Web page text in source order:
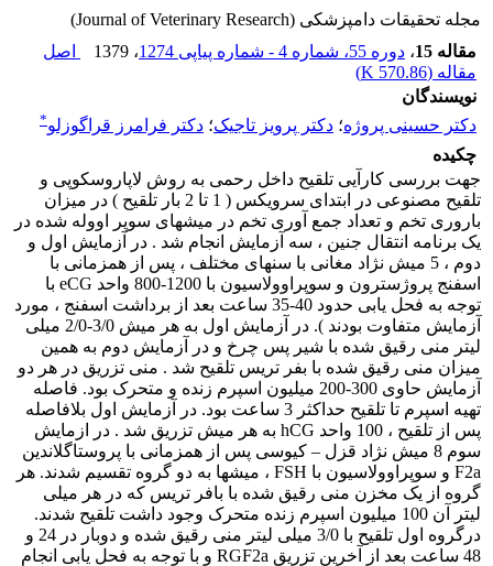
مجله تحقیقات دامپزشکی (Journal of Veterinary Research)
مقاله 15
، دوره 55، شماره 4 - شماره پیاپی 1274 ، 1379
اصل
مقاله (570.86 K
)
نویسندگان
دکتر حسینی پروژه؛ دکتر پرویز تاجیک؛ دکتر فرامرز قراگوزلو*
چکیده
جهت بررسی کارآیی تلقیح داخل رحمی به روش لاپاروسکوپی و
تلقیح مصنوعی در ابتدای سرویکس ( 1 تا 2 بار تلقیح ) در میزان
باروری تخم و تعداد جمع آوری تخم در میشهای سوپر اووله شده در
یک برنامه انتقال جنین ، سه آزمایش انجام شد . در آزمایش اول و
دوم ، 5 میش نژاد مغانی با سنهای مختلف ، پس از همزمانی با
اسفنج پروژسترون و سوپراوولاسیون با 1200-800 واحد eCG با
توجه به فحل یابی حدود 40-35 ساعت بعد از برداشت اسفنج ، مورد
آزمایش متفاوت بودند ). در آزمایش اول به هر میش 3/0-2/0 میلی
لیتر منی رقیق شده با شیر پس چرخ و در آزمایش دوم به همین
میزان منی رقیق شده با بفر تریس تلقیح شد . منی تزریق در هر دو
آزمایش حاوی 300-200 میلیون اسپرم زنده و متحرک بود. فاصله
تهیه اسپرم تا تلقیح حداکثر 3 ساعت بود. در آزمایش اول بلافاصله
پس از تلقیح ، 100 واحد hCG به هر میش تزریق شد . در ازمایش
سوم 8 میش نژاد قزل – کیوسی پس از همزمانی با پروستاگلاندین
F2a و سوپراوولاسیون با FSH ، میشها به دو گروه تقسیم شدند. هر
گروه از یک مخزن منی رقیق شده با بافر تریس که در هر میلی
لیتر آن 100 میلیون اسپرم زنده متحرک وجود داشت تلقیح شدند.
درگروه اول تلقیح با 3/0 میلی لیتر منی رقیق شده و دوبار در 24 و
48 ساعت بعد از آخرین تزریق RGF2a و با توجه به فحل یابی انجام